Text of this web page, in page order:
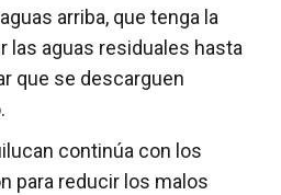
arriba, que tenga la
las aguas residuales hasta
que se descarguen
continúa con los
para reducir los malos